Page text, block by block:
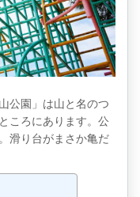
公園」は山と名のつ
ころにあります。公
滑り台がまさか亀だ